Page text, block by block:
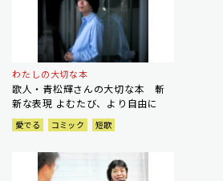
わたしの大切な本
歌人・青松輝さんの大切な本 斬
新な表現 よむたび、より自由に
愛でる コミック 短歌